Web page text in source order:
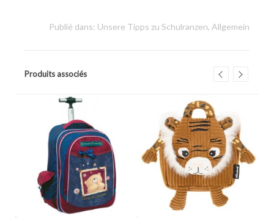
Publié dans: Unsere Tipps zu Schulranzen, Allgemein
Produits associés